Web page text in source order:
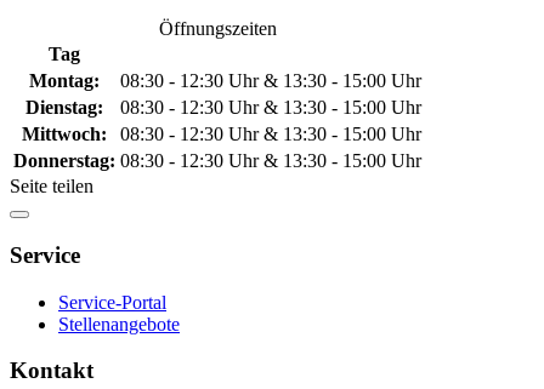
Öffnungszeiten
Tag
Montag:
08:30 - 12:30 Uhr & 13:30 - 15:00 Uhr
Dienstag:
08:30 - 12:30 Uhr & 13:30 - 15:00 Uhr
Mittwoch:
08:30 - 12:30 Uhr & 13:30 - 15:00 Uhr
Donnerstag: 08:30 - 12:30 Uhr & 13:30 - 15:00 Uhr
Seite teilen
Service
Service-Portal
Stellenangebote
Kontakt